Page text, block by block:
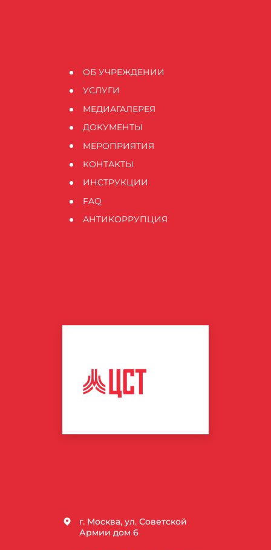
ОБ УЧРЕЖДЕНИИ
УСЛУГИ
МЕДИАГАЛЕРЕЯ
ДОКУМЕНТЫ
МЕРОПРИЯТИЯ
КОНТАКТЫ
ИНСТРУКЦИИ
FAQ
АНТИКОРРУПЦИЯ
ЦЕНТР
г. Москва, ул. Советской
Армии дом 6